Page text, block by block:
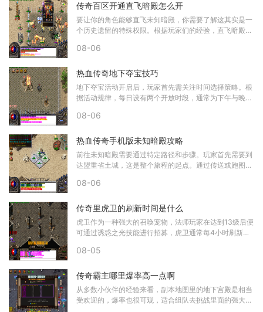
传奇百区开通直飞暗殿怎么开
要让你的角色能够直飞未知暗殿，你需要了解这其实是一
个历史遗留的特殊权限。根据玩家们的经验，直飞暗殿的
08-06
热血传奇地下夺宝技巧
地下夺宝活动开启后，玩家首先需关注时间选择策略。根
据活动规律，每日设有两个开放时段，通常为下午与晚上
08-06
热血传奇手机版未知暗殿攻略
前往未知暗殿需要通过特定路径和步骤。玩家首先需要到
达盟重省土城，这是整个旅程的起点。通过传送或跑图抵
08-06
传奇里虎卫的刷新时间是什么
虎卫作为一种强大的召唤宠物，法师玩家在达到13级后便
可通过诱惑之光技能进行招募，虎卫通常每4小时刷新一
08-05
传奇霸主哪里爆率高一点啊
从多数小伙伴的经验来看，副本地图里的地下宫殿是相当
受欢迎的，爆率也很可观，适合组队去挑战里面的强大